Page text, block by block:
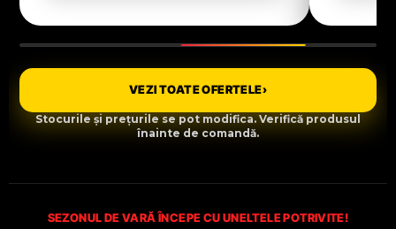
VEZI TOATE OFERTELE›
Stocurile și prețurile se pot modifica. Verifică produsul
înainte de comandă.
SEZONUL DE VARĂ ÎNCEPE CU UNELTELE POTRIVITE!